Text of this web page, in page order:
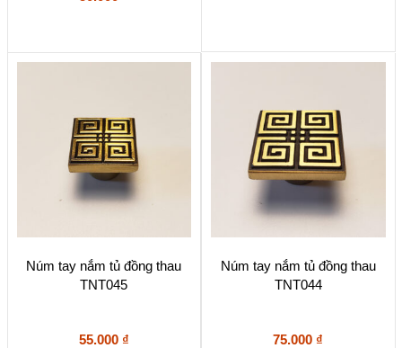
Núm tay nắm tủ đồng thau
TNT045
55.000 ₫
Núm tay nắm tủ đồng thau
TNT044
75.000 ₫